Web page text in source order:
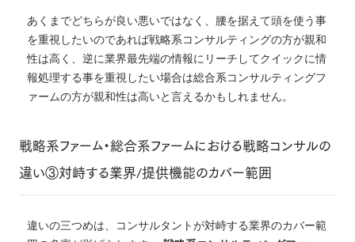
あくまでどちらが良い悪いではなく、腰を据えて頭を使う事
を重視したいのであれば戦略系コンサルティングの方が親和
性は高く、逆に業界最先端の情報にリーチしてクイックに情
報処理する事を重視したい場合は総合系コンサルティングフ
ァームの方が親和性は高いと言えるかもしれません。
戦略系ファーム・総合系ファームにおける戦略コンサルの
違い③対峙する業界/提供機能のカバー範囲
違いの三つめは、コンサルタントが対峙する業界のカバー範